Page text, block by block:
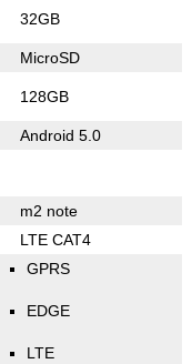
32GB
MicroSD
128GB
Android 5.0
m2 note
LTE CAT4
GPRS
EDGE
LTE